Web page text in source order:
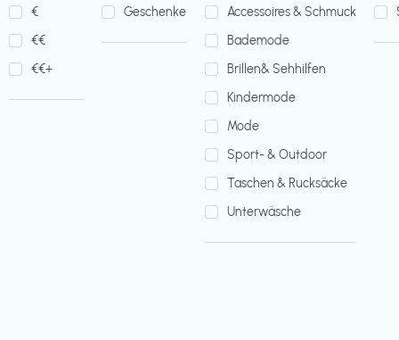
€‎
€‎€‎
€‎€‎+
Geschenke
Accessoires & Schmuck
Bademode
Brillen& Sehhilfen
Kindermode
Mode
Sport- & Outdoor
Taschen & Rucksäcke
Unterwäsche